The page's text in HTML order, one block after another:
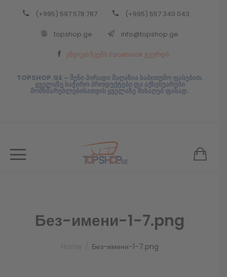
(+995) 597 578 787 (+995) 557 340 043
topshop.ge info@topshop.ge
ეწვიეთ ჩვენს Facebook გვერდს
TOPSHOP.GE – შენი პირადი მაღაზია საბითუმო ფასებით.
ყველაზე საჭირო პროდუქტები და აქსესუარები
მომხმარებლებისათვის ყველაზე მისაღებ ფასად.
Без-имени-1-7.png
Без-имени-1-7.png
Back